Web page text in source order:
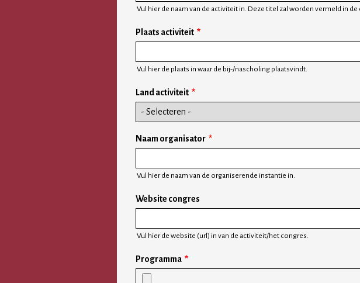
Vul hier de naam van de activiteit in. Deze titel zal worden vermeld in
Plaats activiteit
Vul hier de plaats in waar de bij-/nascholing plaatsvindt.
Land activiteit
Naam organisator
Vul hier de naam van de organiserende instantie in.
Website congres
Vul hier de website (url) in van de activiteit/het congres.
Programma